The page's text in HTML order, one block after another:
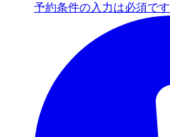
予約条件の入力は必須です